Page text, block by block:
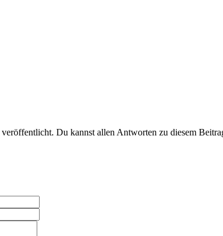
veröffentlicht. Du kannst allen Antworten zu diesem